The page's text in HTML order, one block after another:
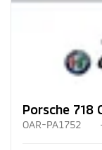
Porsche 718
OAR-PA1752